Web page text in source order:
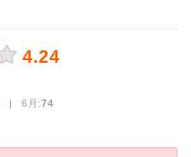
4.24
| 6月:74